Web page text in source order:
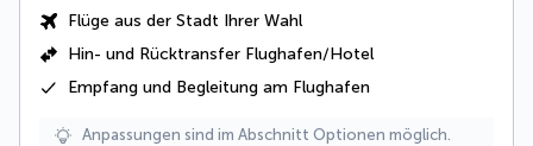
Flüge aus der Stadt Ihrer Wahl
Hin- und Rücktransfer Flughafen/Hotel
Empfang und Begleitung am Flughafen
Anpassungen sind im Abschnitt Optionen möglich.